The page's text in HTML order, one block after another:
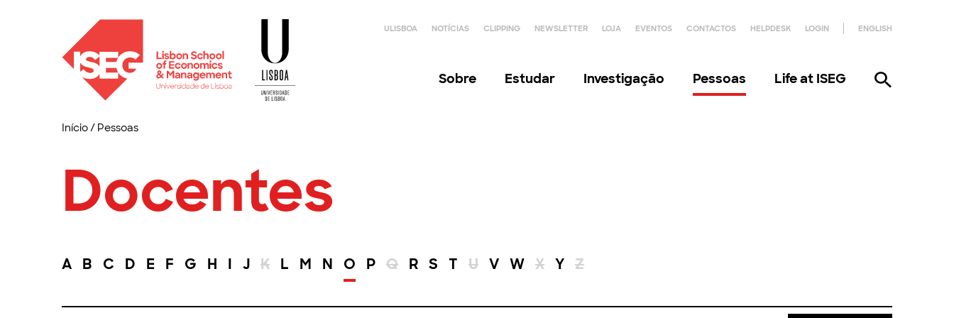
ULISBOA NOTÍCIAS CLIPPING NEWSLETTER LOJA EVENTOS CONTACTOS HELPDESK LOGIN ENGLISH
Sobre Estudar Investigação Pessoas Life at ISEG
Início/ Pessoas
Docentes
A B C D E F G H I J K L M N O P Q R S T U V W X Y Z